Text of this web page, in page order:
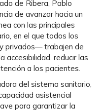
de Ribera, Pablo
de avanzar hacia un
con las principales
en el que todos los
privados— trabajen de
accesibilidad, reducir las
a los pacientes.
del sistema sanitario,
asistencial
para garantizar la